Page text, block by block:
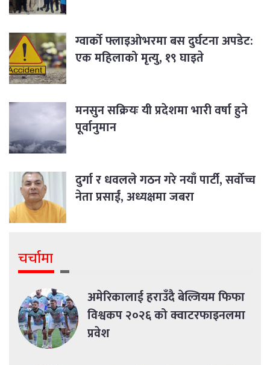
ग्वार्को फ्लाइओभरमा बस दुर्घटना अपडेट:
एक महिलाको मृत्यु, १९ घाइते
मनसुन सक्रियः यी प्रदेशमा भारी वर्षा हुने
पूर्वानुमान
दुर्गा र धवलले गठन गरे नयाँ पार्टी, सर्वोच्च
नेता प्रसाईं, अध्यक्षमा जबरा
चर्चामा
अमेरिकालाई हराउँदै बेल्जियम फिफा
विश्वकप २०२६ को क्वाटरफाइनलमा
प्रवेश